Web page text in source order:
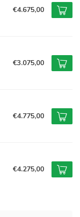
€4.675,00
€3.075,00
€4.775,00
€4.275,00